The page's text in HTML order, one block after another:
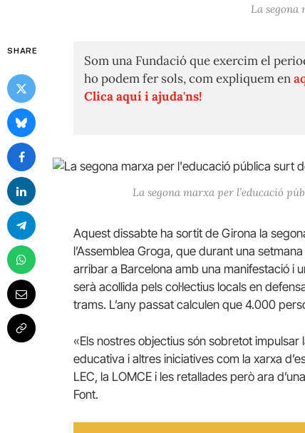
La segona
SHARE
Som una Fundació que exercim el
ho podem fer sols, com expliquem en
Clica aquí i ajuda'ns!
La segona marxa per l’educació
Aquest dissabte ha sortit de Girona la
l’Assemblea Groga, que durant una
arribar a Barcelona amb una manifestació i
serà acollida pels col·lectius locals en
trams. L’any passat calculen que 4.000
«Els nostres objectius són sobretot
educativa i altres iniciatives com la xarxa
LEC, la LOMCE i les retallades però ara
Font.